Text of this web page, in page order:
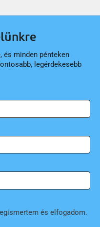
és minden pénteken
legérdekesebb
és elfogadom.